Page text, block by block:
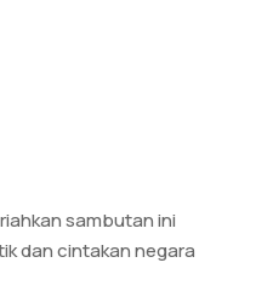
sambutan ini
dan cintakan negara